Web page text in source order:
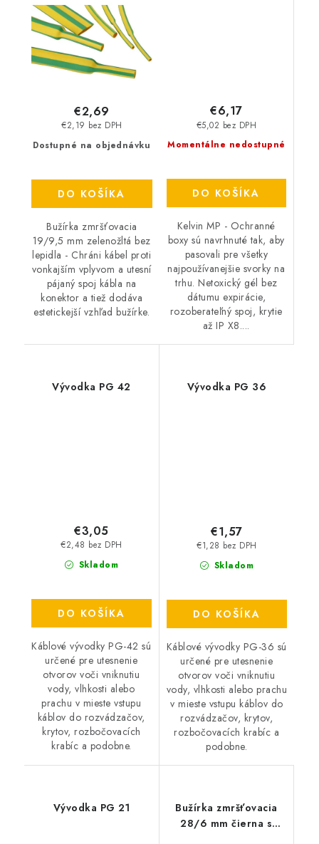
Dostupné na objednávku
€2,19 bez DPH
€2,69
DO KOŠÍKA
Bužírka zmršťovacia
19/9,5 mm zelenožltá bez
lepidla - Chráni kábel proti
vonkajším vplyvom a utesní
pájaný spoj kábla na
konektor a tiež dodáva
estetickejší vzhľad bužírke.
Momentálne nedostupné
€5,02 bez DPH
€6,17
DO KOŠÍKA
Kelvin MP - Ochranné
boxy sú navrhnuté tak, aby
pasovali pre všetky
najpoužívanejšie svorky na
trhu. Netoxický gél bez
dátumu expirácie,
rozoberateľný spoj, krytie
až IP X8....
Vývodka PG 42
Skladom
€2,48 bez DPH
€3,05
DO KOŠÍKA
Káblové vývodky PG-42 sú
určené pre utesnenie
otvorov voči vniknutiu
vody, vlhkosti alebo
prachu v mieste vstupu
káblov do rozvádzačov,
krytov, rozbočovacích
krabíc a podobne.
Vývodka PG 36
Skladom
€1,28 bez DPH
€1,57
DO KOŠÍKA
Káblové vývodky PG-36 sú
určené pre utesnenie
otvorov voči vniknutiu
vody, vlhkosti alebo prachu
v mieste vstupu káblov do
rozvádzačov, krytov,
rozbočovacích krabíc a
podobne.
Vývodka PG 21
Bužírka zmršťovacia
28/6 mm čierna s